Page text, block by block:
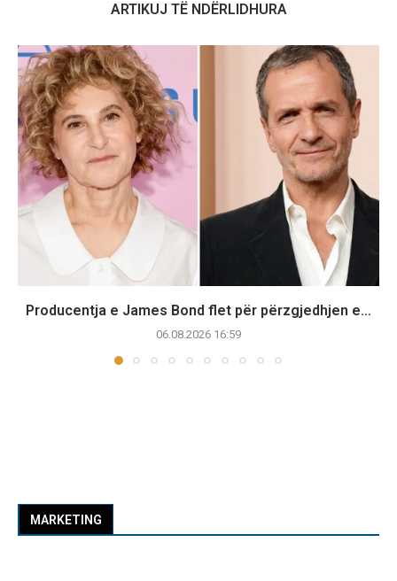
ARTIKUJ TË NDËRLIDHURA
Producentja e James Bond flet për përzgjedhjen e...
06.08.2026 16:59
MARKETING